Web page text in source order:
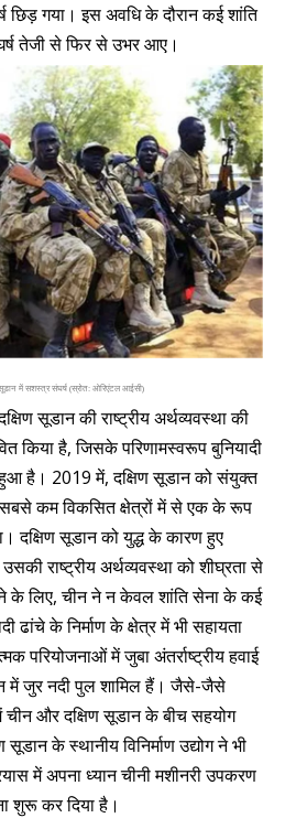
छिड़ गया। इस अवधि के दौरान कई शांति
तेजी से फिर से उभर आए।
में सशस्त्र संघर्ष (स्रोत: ओरिएंटल आईसी)
सूडान की राष्ट्रीय अर्थव्यवस्था की
किया है, जिसके परिणामस्वरूप बुनियादी
हुआ है। 2019 में, दक्षिण सूडान को संयुक्त
में सबसे कम विकसित क्षेत्रों में से एक के रूप
दक्षिण सूडान को युद्ध के कारण हुए
राष्ट्रीय अर्थव्यवस्था को शीघ्रता से
के लिए, चीन ने न केवल शांति सेना के कई
ढांचे के निर्माण के क्षेत्र में भी सहायता
परियोजनाओं में जुबा अंतर्राष्ट्रीय हवाई
में जुर नदी पुल शामिल हैं। जैसे-जैसे
चीन और दक्षिण सूडान के बीच सहयोग
सूडान के स्थानीय विनिर्माण उद्योग ने भी
में अपना ध्यान चीनी मशीनरी उपकरण
शुरू कर दिया है।